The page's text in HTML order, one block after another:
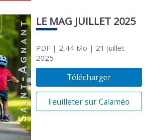
LE MAG JUILLET 2025
PDF| 2,44 Mo | 21 Juillet
2025
Télécharger
Feuilleter sur Calaméo